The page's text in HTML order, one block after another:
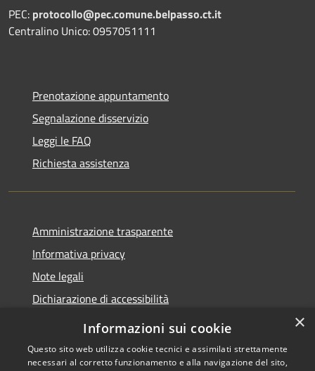
PEC: protocollo@pec.comune.belpasso.ct.it
Centralino Unico: 0957051111
Prenotazione appuntamento
Segnalazione disservizio
Leggi le FAQ
Richiesta assistenza
Amministrazione trasparente
Informativa privacy
Note legali
Dichiarazione di accessibilità
×
Informazioni sui cookie
Questo sito web utilizza cookie tecnici e assimilati strettamente
necessari al corretto funzionamento e alla navigazione del sito,